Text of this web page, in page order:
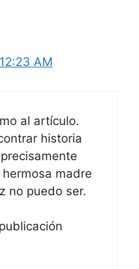
AM
al artículo.
historia
madre
no puedo ser.